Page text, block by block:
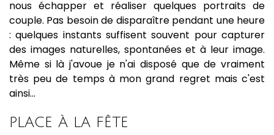
nous échapper et réaliser quelques portraits de
couple. Pas besoin de disparaître pendant une heure
: quelques instants suffisent souvent pour capturer
des images naturelles, spontanées et à leur image.
Même si là j'avoue je n'ai disposé que de vraiment
très peu de temps à mon grand regret mais c'est
ainsi...
PLACE À LA FÊTE